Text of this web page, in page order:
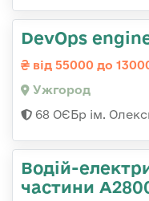
DevOps
від 55000 до
Ужгород
68 ОЄБр ім.
Водій-
частини